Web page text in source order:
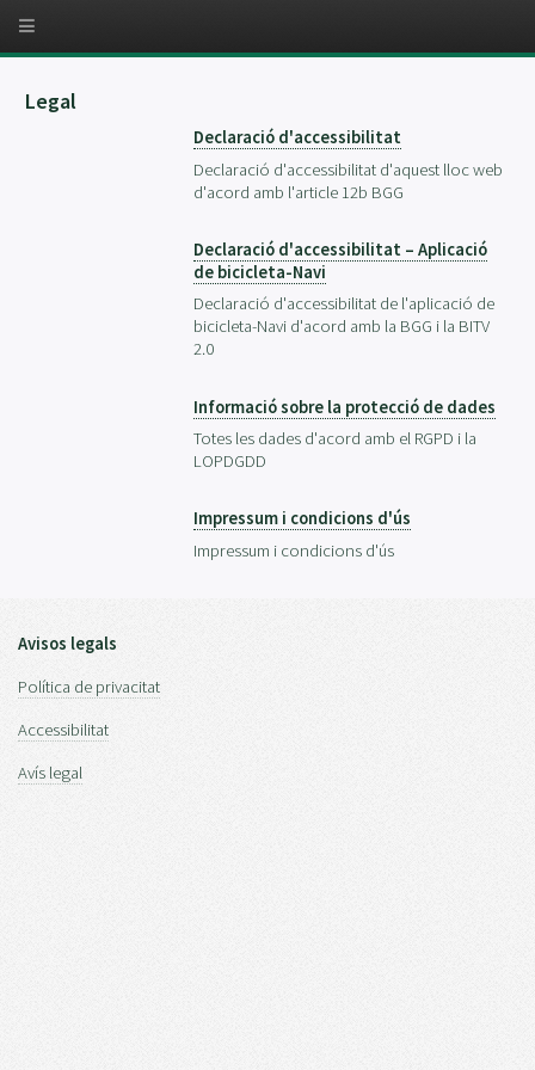
Legal
Declaració d'accessibilitat
Declaració d'accessibilitat d'aquest lloc web
d'acord amb l'article 12b BGG
Declaració d'accessibilitat – Aplicació
de bicicleta-Navi
Declaració d'accessibilitat de l'aplicació de
bicicleta-Navi d'acord amb la BGG i la BITV
2.0
Informació sobre la protecció de dades
Totes les dades d'acord amb el RGPD i la
LOPDGDD
Impressum i condicions d'ús
Impressum i condicions d'ús
Avisos legals
Política de privacitat
Accessibilitat
Avís legal